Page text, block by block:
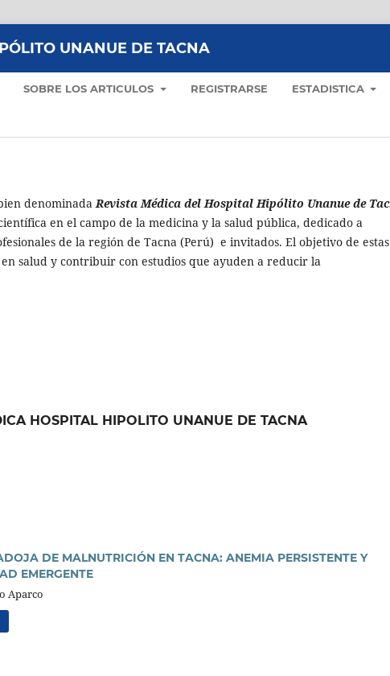
UNANUE DE TACNA
SOBRE LOS ARTICULOS REGISTRARSE ESTADISTICA
denominadaRevista Médica del Hospital Hipólito Unanue de
en el campo de la medicina y la salud pública, dedicado a
de la región de Tacna (Perú) e invitados. El objetivo de estas
salud y contribuir con estudios que ayuden a reducir la
HOSPITAL HIPOLITO UNANUE DE TACNA
DE MALNUTRICIÓN EN TACNA: ANEMIA PERSISTENTE Y
EMERGENTE
Aparco